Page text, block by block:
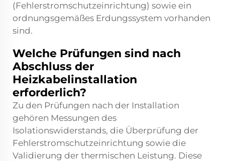
(Fehlerstromschutzeinrichtung) sowie ein
ordnungsgemäßes Erdungssystem vorhanden
sind.
Welche Prüfungen sind nach
Abschluss der
Heizkabelinstallation
erforderlich?
Zu den Prüfungen nach der Installation
gehören Messungen des
Isolationswiderstands, die Überprüfung der
Fehlerstromschutzeinrichtung sowie die
Validierung der thermischen Leistung. Diese